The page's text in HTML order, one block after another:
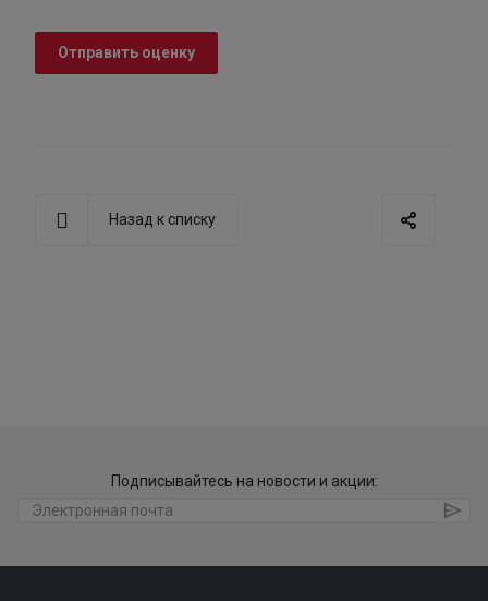
Отправить оценку
Назад к списку
Подписывайтесь на новости и акции: